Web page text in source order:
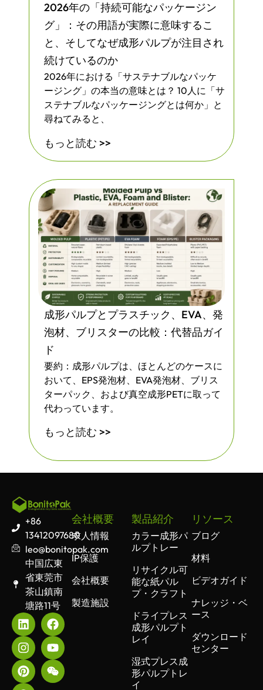
2026年の「持続可能なパッケージン
グ」：その用語が実際に意味するこ
と、そしてなぜ成形パルプが注目され
続けているのか
2026年における「サステナブルなパッケ
ージング」の本当の意味とは？ 10人に「サ
ステナブルなパッケージングとは何か」と
尋ねてみると、
もっと読む >>
成形パルプとプラスチック、EVA、発
泡材、ブリスターの比較：代替品ガイ
ド
要約：成形パルプは、ほとんどのケースに
おいて、EPS発泡材、EVA発泡材、ブリス
ターパック、および真空成形PETに取って
代わっています。
もっと読む >>
+86
13412097680
leo@bonitopak.com
中国広東
省東莞市
茶山鎮南
塘路11号
会社概要
求人情報
IP保護
会社概要
製造施設
製品紹介
カラー成形パ
ルプトレー
リサイクル可
能な紙パル
プ・クラフト
ドライプレス
成形パルプト
レイ
湿式プレス成
形パルプトレ
イ
リソース
ブログ
材料
ビデオガイド
ナレッジ・ベ
ース
ダウンロード
センター